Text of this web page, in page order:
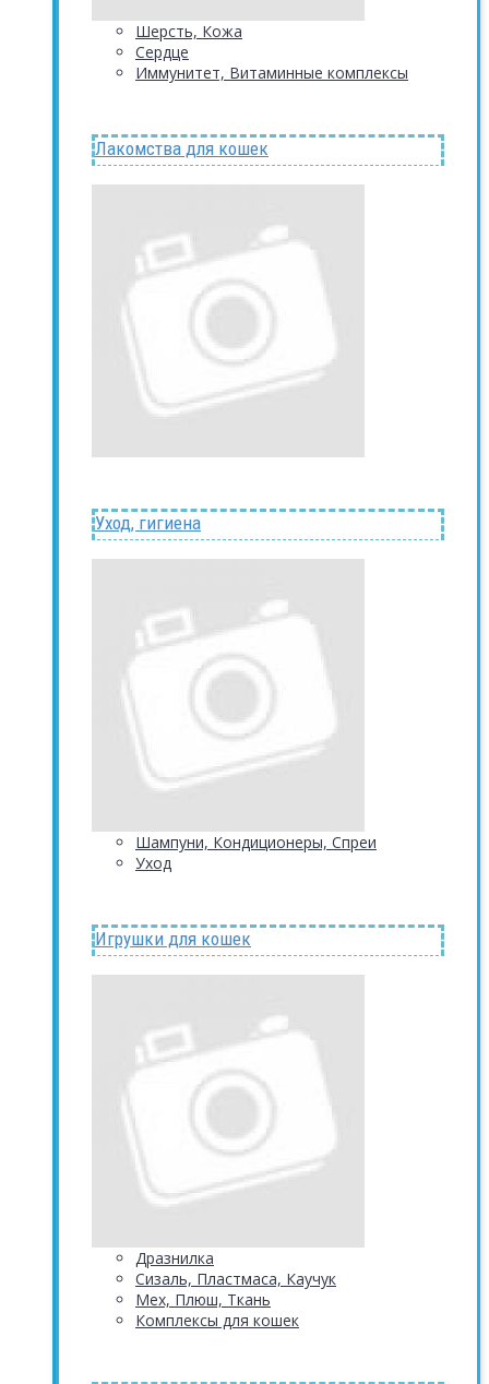
Шерсть, Кожа
Сердце
Иммунитет, Витаминные комплексы
Лакомства для кошек
Уход, гигиена
Шампуни, Кондиционеры, Спреи
Уход
Игрушки для кошек
Дразнилка
Сизаль, Пластмаса, Каучук
Мех, Плюш, Ткань
Комплексы для кошек